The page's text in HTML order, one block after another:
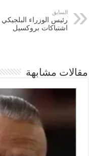
السابق
رئيس الوزراء البلجيكي
اشتباكات بروكسيل
مقالات مشابهة